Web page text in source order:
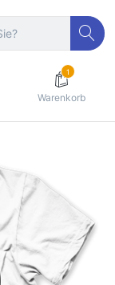
1
Warenkorb